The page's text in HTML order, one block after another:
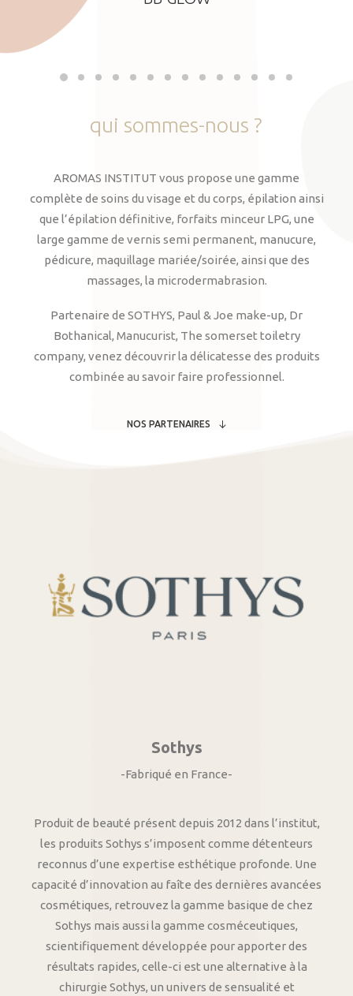
qui sommes-nous ?
AROMAS INSTITUT vous propose une gamme
complète de soins du visage et du corps, épilation ainsi
que l’épilation définitive, forfaits minceur LPG, une
large gamme de vernis semi permanent, manucure,
pédicure, maquillage mariée/soirée, ainsi que des
massages, la microdermabrasion.
Partenaire de SOTHYS, Paul & Joe make-up, Dr
Bothanical, Manucurist, The somerset toiletry
company, venez découvrir la délicatesse des produits
combinée au savoir faire professionnel.
NOS PARTENAIRES
Sothys
-Fabriqué en France-
Produit de beauté présent depuis 2012 dans l’institut,
les produits Sothys s’imposent comme détenteurs
reconnus d’une expertise esthétique profonde. Une
capacité d’innovation au faîte des dernières avancées
cosmétiques, retrouvez la gamme basique de chez
Sothys mais aussi la gamme cosméceutiques,
scientifiquement développée pour apporter des
résultats rapides, celle-ci est une alternative à la
chirurgie Sothys, un univers de sensualité et